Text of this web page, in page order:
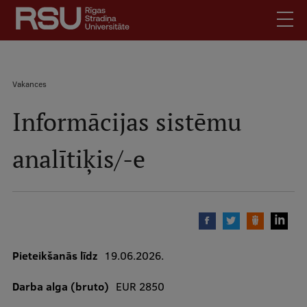
Pārlekt
galveno
saturu
Latviski
Meklēt
Mobile
augšējā
Skolēniem
Absolventiem
Kontakti
Vakances
Atpakaļceļš
Vakances
Informācijas sistēmu
analītiķis/-e
Pieteikšanās līdz 19.06.2026.
Darba alga (bruto) EUR 2850